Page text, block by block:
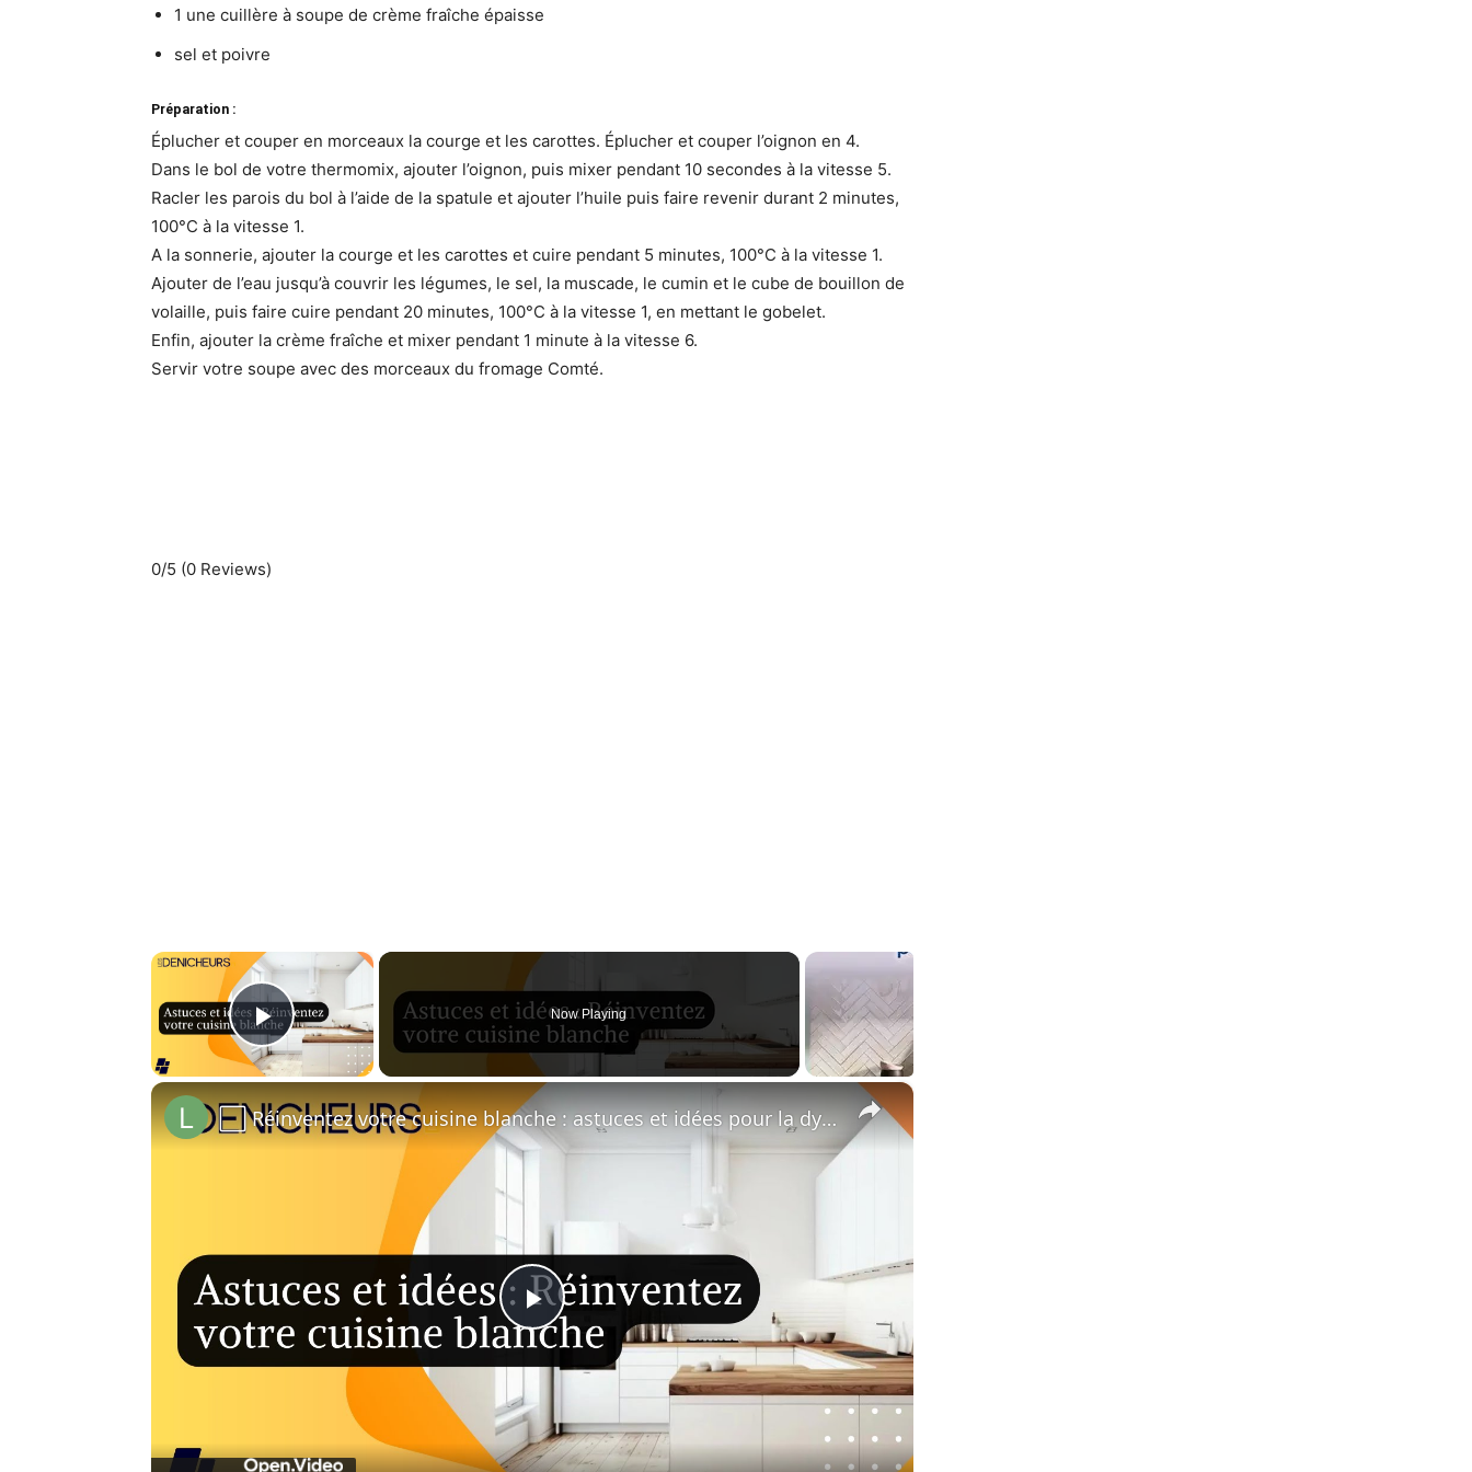
1 une cuillère à soupe de crème fraîche épaisse
sel et poivre
Préparation :
Éplucher et couper en morceaux la courge et les carottes. Éplucher et couper l’oignon en 4.
Dans le bol de votre thermomix, ajouter l’oignon, puis mixer pendant 10 secondes à la vitesse 5.
Racler les parois du bol à l’aide de la spatule et ajouter l’huile puis faire revenir durant 2 minutes,
100°C à la vitesse 1.
A la sonnerie, ajouter la courge et les carottes et cuire pendant 5 minutes, 100°C à la vitesse 1.
Ajouter de l’eau jusqu’à couvrir les légumes, le sel, la muscade, le cumin et le cube de bouillon de
volaille, puis faire cuire pendant 20 minutes, 100°C à la vitesse 1, en mettant le gobelet.
Enfin, ajouter la crème fraîche et mixer pendant 1 minute à la vitesse 6.
Servir votre soupe avec des morceaux du fromage Comté.
0/5 (0 Reviews)
×
Play Video
Now Playing
×
Play
⬜️ Réinventez votre cuisine blanche : astuces et idées pour la dynamiser !